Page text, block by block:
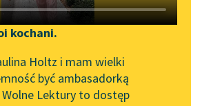
Zgłoś brak utworu
Narzędzia
Mapa Wolnych Lektur
kochani.
Holtz i mam wielki
być ambasadorką
Lektury to dostęp
Jerzy Liebert
wiosennych
Wiatr liście uschłe,